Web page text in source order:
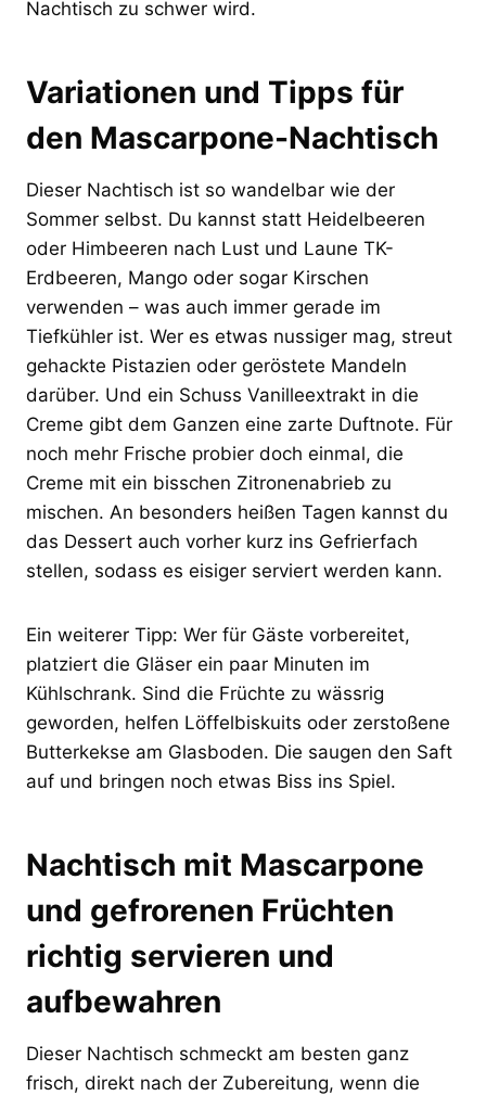
Nachtisch zu schwer wird.
Variationen und Tipps für
den Mascarpone-Nachtisch
Dieser Nachtisch ist so wandelbar wie der
Sommer selbst. Du kannst statt Heidelbeeren
oder Himbeeren nach Lust und Laune TK-
Erdbeeren, Mango oder sogar Kirschen
verwenden – was auch immer gerade im
Tiefkühler ist. Wer es etwas nussiger mag, streut
gehackte Pistazien oder geröstete Mandeln
darüber. Und ein Schuss Vanilleextrakt in die
Creme gibt dem Ganzen eine zarte Duftnote. Für
noch mehr Frische probier doch einmal, die
Creme mit ein bisschen Zitronenabrieb zu
mischen. An besonders heißen Tagen kannst du
das Dessert auch vorher kurz ins Gefrierfach
stellen, sodass es eisiger serviert werden kann.
Ein weiterer Tipp: Wer für Gäste vorbereitet,
platziert die Gläser ein paar Minuten im
Kühlschrank. Sind die Früchte zu wässrig
geworden, helfen Löffelbiskuits oder zerstoßene
Butterkekse am Glasboden. Die saugen den Saft
auf und bringen noch etwas Biss ins Spiel.
Nachtisch mit Mascarpone
und gefrorenen Früchten
richtig servieren und
aufbewahren
Dieser Nachtisch schmeckt am besten ganz
frisch, direkt nach der Zubereitung, wenn die